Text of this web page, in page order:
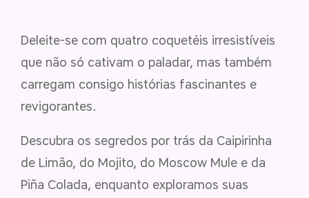
Deleite-se com quatro coquetéis irresistíveis
que não só cativam o paladar, mas também
carregam consigo histórias fascinantes e
revigorantes.
Descubra os segredos por trás da Caipirinha
de Limão, do Mojito, do Moscow Mule e da
Piña Colada, enquanto exploramos suas